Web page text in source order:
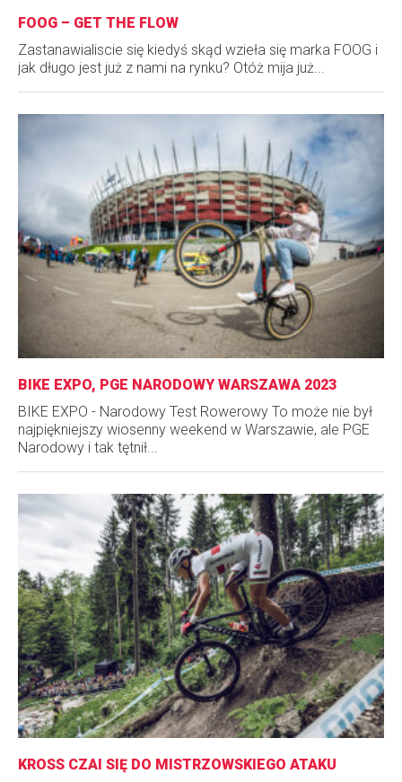
FOOG – GET THE FLOW
Zastanawialiscie się kiedyś skąd wzieła się marka FOOG i
jak długo jest już z nami na rynku? Otóż mija już...
BIKE EXPO, PGE NARODOWY WARSZAWA 2023
BIKE EXPO - Narodowy Test Rowerowy To może nie był
najpiękniejszy wiosenny weekend w Warszawie, ale PGE
Narodowy i tak tętnił...
KROSS CZAI SIĘ DO MISTRZOWSKIEGO ATAKU